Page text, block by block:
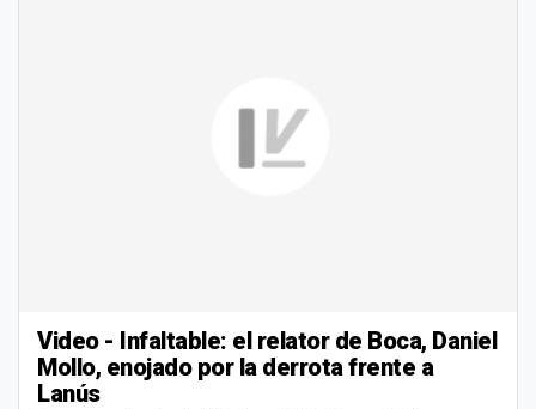
Video - Infaltable: el relator de Boca, Daniel
Mollo, enojado por la derrota frente a
Lanús